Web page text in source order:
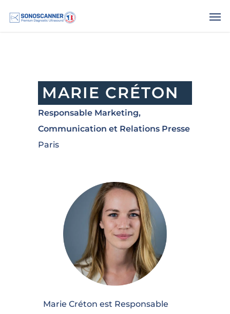
MARIE CRÉTON
Responsable Marketing,
Communication et Relations Presse
Paris
Marie Créton est Responsable